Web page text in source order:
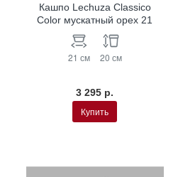
Кашпо Lechuza Classico
Color мускатный орех 21
21 см 20 см
3 295 р.
Купить